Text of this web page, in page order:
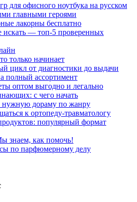
для офисного ноутбука на русском
главными героями
лакорны бесплатно
искать — топ-5 проверенных
только начинает
цикл от диагностики до выдачи
полный ассортимент
оптом выгодно и легально
с чего начать
нужную дораму по жанру
к ортопеду-травматологу
популярный формат
знаем, как помочь!
по парфюмерному делу